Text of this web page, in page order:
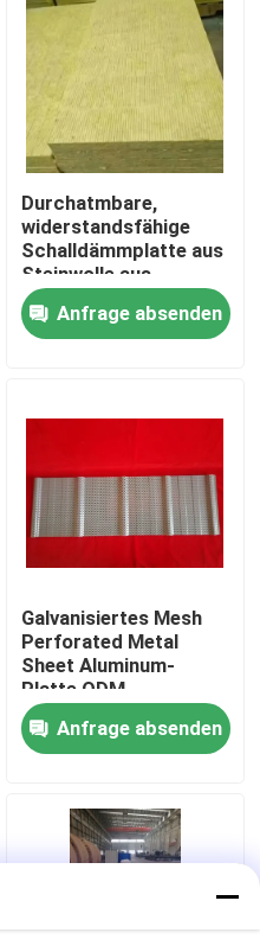
Durchatmbare,
widerstandsfähige
Schalldämmplatte aus
Steinwolle aus
nachhaltigen
Materialien
Anfrage absenden
Galvanisiertes Mesh
Perforated Metal
Sheet Aluminum-
Platte ODM
Anfrage absenden